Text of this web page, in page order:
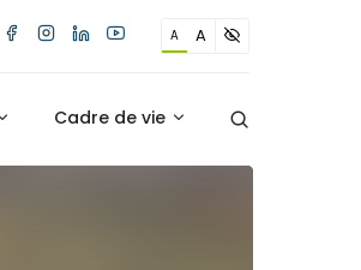
A A
Cadre de vie